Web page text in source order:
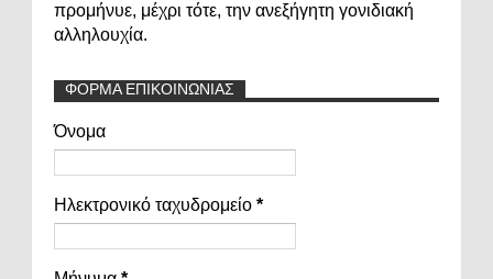
προμήνυε, μέχρι τότε, την ανεξήγητη γονιδιακή
αλληλουχία.
ΦΟΡΜΑ ΕΠΙΚΟΙΝΩΝΙΑΣ
Όνομα
Ηλεκτρονικό ταχυδρομείο *